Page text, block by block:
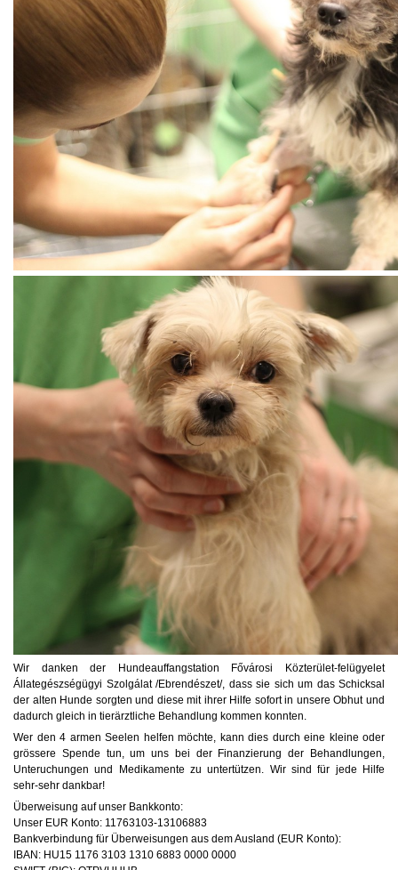
Wir danken der Hundeauffangstation Fővárosi Közterület-felügyelet
Állategészségügyi Szolgálat /Ebrendészet/, dass sie sich um das Schicksal
der alten Hunde sorgten und diese mit ihrer Hilfe sofort in unsere Obhut und
dadurch gleich in tierärztliche Behandlung kommen konnten.
Wer den 4 armen Seelen helfen möchte, kann dies durch eine kleine oder
grössere Spende tun, um uns bei der Finanzierung der Behandlungen,
Unteruchungen und Medikamente zu untertützen. Wir sind für jede Hilfe
sehr-sehr dankbar!
Überweisung auf unser Bankkonto:
Unser EUR Konto: 11763103-13106883
Bankverbindung für Überweisungen aus dem Ausland (EUR Konto):
IBAN: HU15 1176 3103 1310 6883 0000 0000